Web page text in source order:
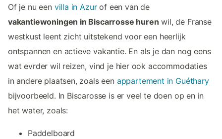
Of je nu een villa in Azurof een van de
vakantiewoningen in Biscarrosse huren wil, de Franse
westkust leent zicht uitstekend voor een heerlijk
ontspannen en actieve vakantie. En als je dan nog eens
wat evrder wil reizen, vind je hier ook accommodaties
in andere plaatsen, zoals een appartement in Guéthary
bijvoorbeeld. In Biscarosse is er veel te doen op en in
het water, zoals:
Paddelboard